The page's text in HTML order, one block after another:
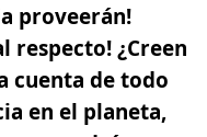
proveerán!
respecto! ¿Creen
cuenta de todo
en el planeta,